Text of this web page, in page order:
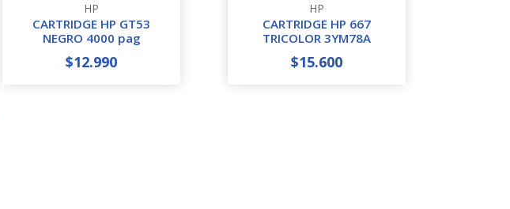
HP
CARTRIDGE HP GT53
NEGRO 4000 pag
+
$12.990
HP
CARTRIDGE HP 667
TRICOLOR 3YM78A
+
$15.600